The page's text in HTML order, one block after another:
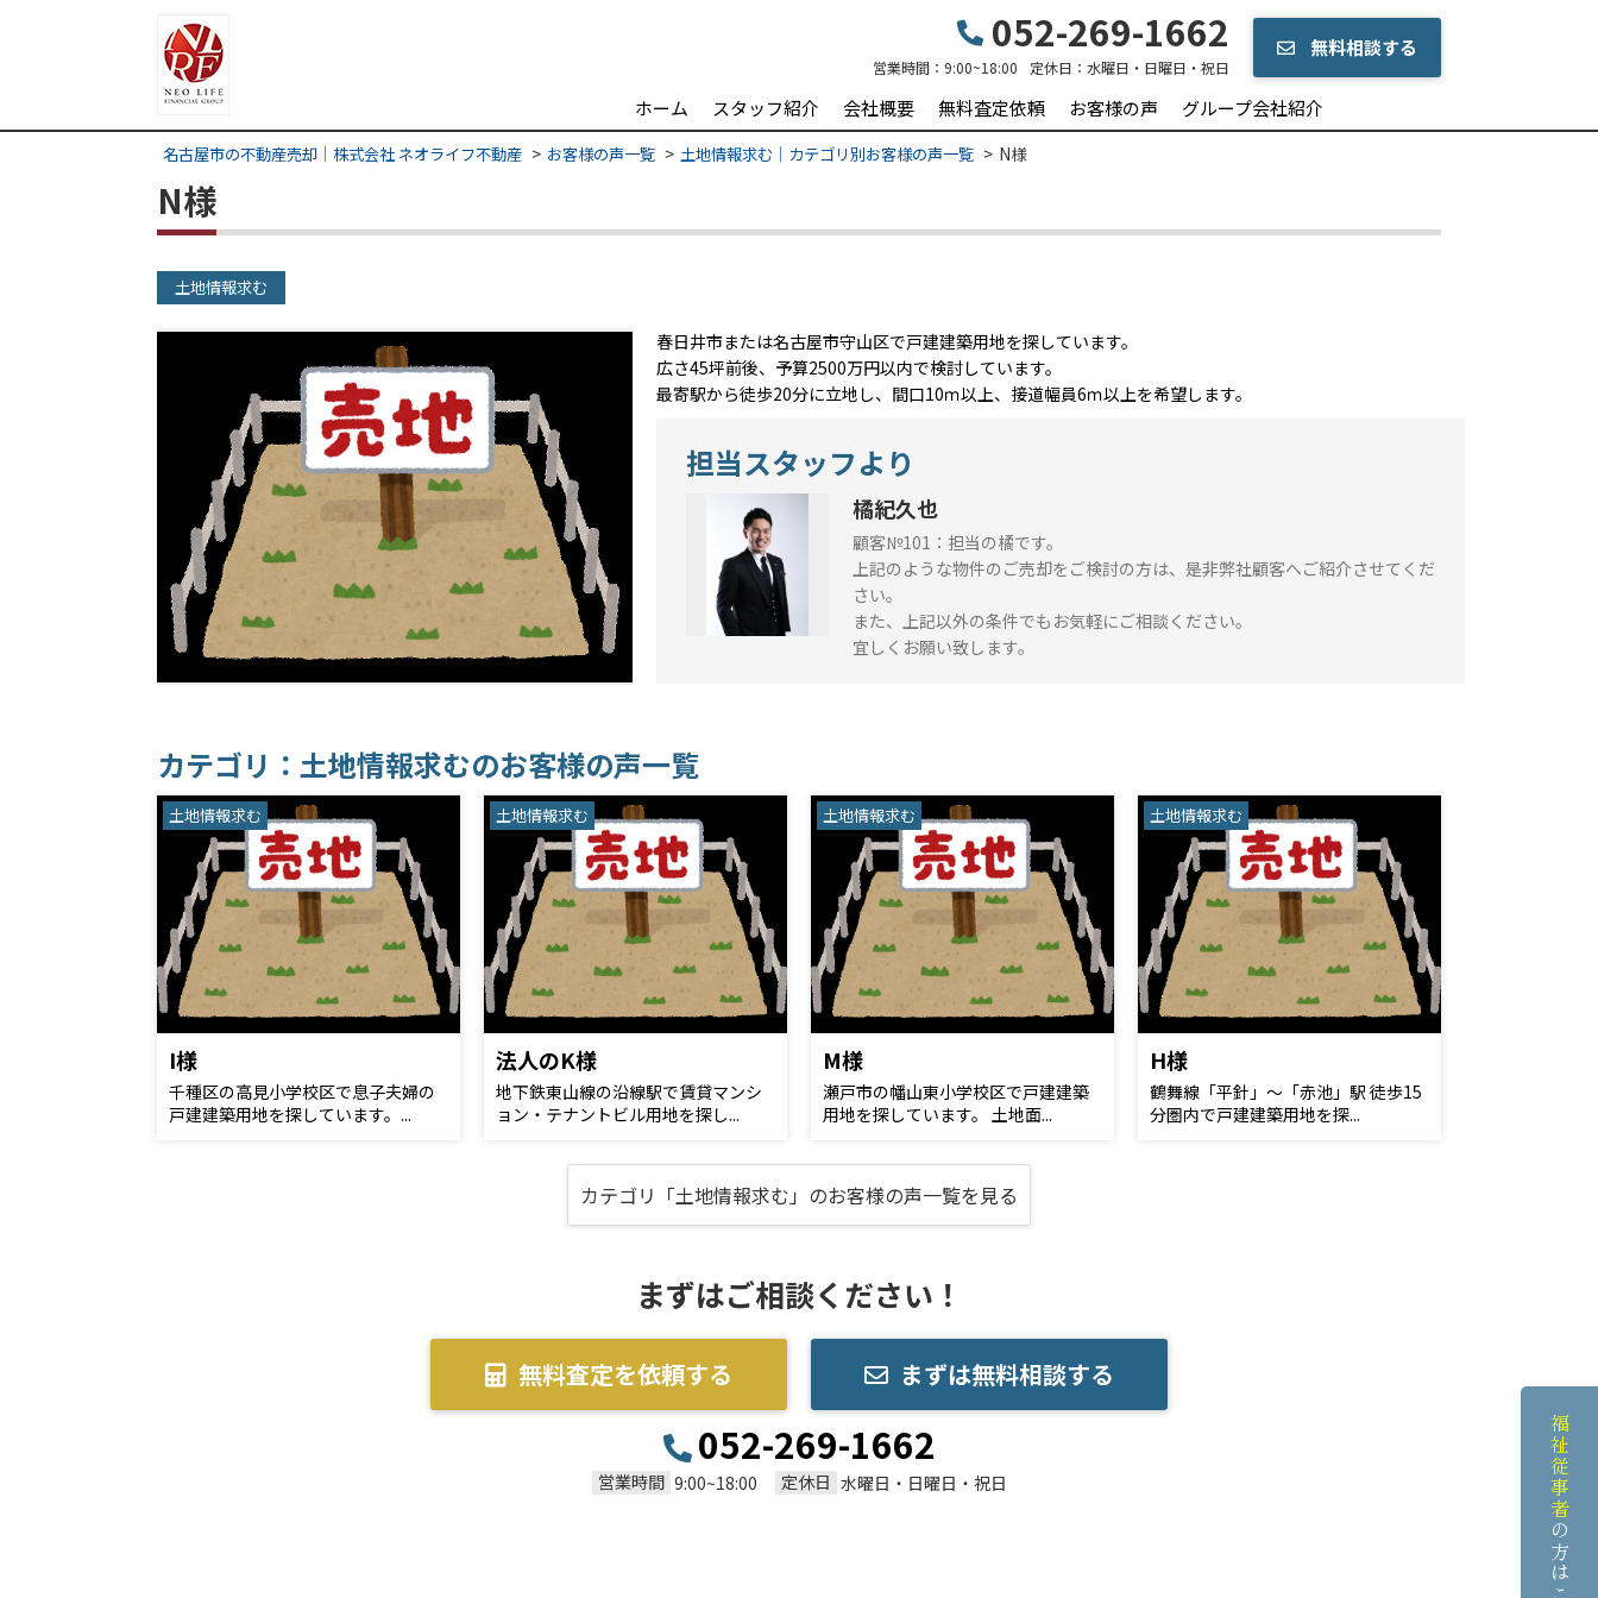
052-269-1662
営業時間： 9:00~18:00 定休日： 水曜日・日曜日・祝日
無料相談する
ホーム スタッフ紹介 会社概要 無料査定依頼 お客様の声 グループ会社紹介
名古屋市の不動産売却｜株式会社 ネオライフ不動産 お客様の声一覧 土地情報求む｜カテゴリ別お客様の声一覧 N様
N様
土地情報求む
春日井市または名古屋市守山区で戸建建築用地を探しています。
広さ45坪前後、予算2500万円以内で検討しています。
最寄駅から徒歩20分に立地し、間口10ｍ以上、接道幅員6ｍ以上を希望します。
担当スタッフより
橘紀久也
顧客№101：担当の橘です。
上記のような物件のご売却をご検討の方は、是非弊社顧客へご紹介させてくだ
さい。
また、上記以外の条件でもお気軽にご相談ください。
宜しくお願い致します。
カテゴリ：土地情報求むのお客様の声一覧
土地情報求む
I様
千種区の高見小学校区で息子夫婦の
戸建建築用地を探しています。...
土地情報求む
法人のK様
地下鉄東山線の沿線駅で賃貸マンシ
ョン・テナントビル用地を探し...
土地情報求む
M様
瀬戸市の幡山東小学校区で戸建建築
用地を探しています。 土地面...
土地情報求む
H様
鶴舞線「平針」～「赤池」駅 徒歩15
分圏内で戸建建築用地を探...
カテゴリ「土地情報求む」のお客様の声一覧を見る
まずはご相談ください！
無料査定を依頼する まずは無料相談する
052-269-1662
営業時間 9:00~18:00 定休日 水曜日・日曜日・祝日 福祉従事者